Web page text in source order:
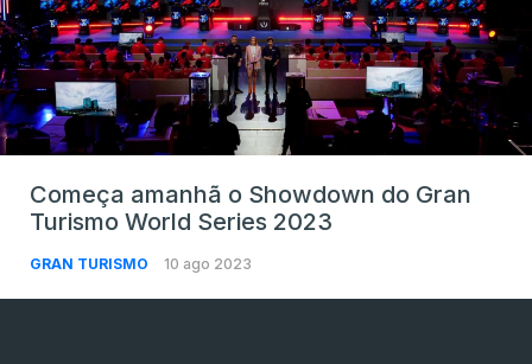
Começa amanhã o Showdown do Gran
Turismo World Series 2023
GRAN TURISMO 10 ago 2023